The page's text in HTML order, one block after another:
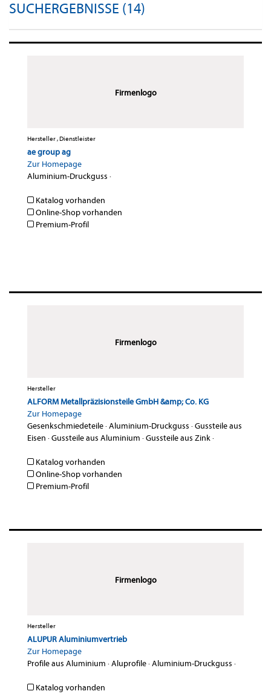
SUCHERGEBNISSE (14)
Firmenlogo
Hersteller , Dienstleister
ae group ag
Zur Homepage
Aluminium-Druckguss ·
Katalog vorhanden
Online-Shop vorhanden
Premium-Profil
Firmenlogo
Hersteller
ALFORM Metallpräzisionsteile GmbH &amp; Co. KG
Zur Homepage
Gesenkschmiedeteile·Aluminium-Druckguss ·Gussteile aus
Eisen ·Gussteile aus Aluminium ·Gussteile aus Zink·
Katalog vorhanden
Online-Shop vorhanden
Premium-Profil
Firmenlogo
Hersteller
ALUPUR Aluminiumvertrieb
Zur Homepage
Profile aus Aluminium ·Aluprofile·Aluminium-Druckguss ·
Katalog vorhanden